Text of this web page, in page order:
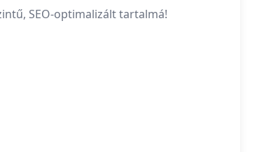
SEO-optimalizált tartalmá!